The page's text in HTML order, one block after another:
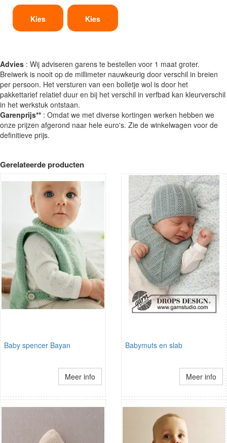
Kies Kies
Advies : Wij adviseren garens te bestellen voor 1 maat groter.
Breiwerk is nooit op de millimeter nauwkeurig door verschil in breien
per persoon. Het versturen van een bolletje wol is door het
pakkettarief relatief duur en bij het verschil in verfbad kan kleurverschil
in het werkstuk ontstaan.
Garenprijs** : Omdat we met diverse kortingen werken hebben we
onze prijzen afgerond naar hele euro's. Zie de winkelwagen voor de
definitieve prijs.
Gerelateerde producten
Baby spencer Bayan
Meer info
Babymuts en slab
Meer info